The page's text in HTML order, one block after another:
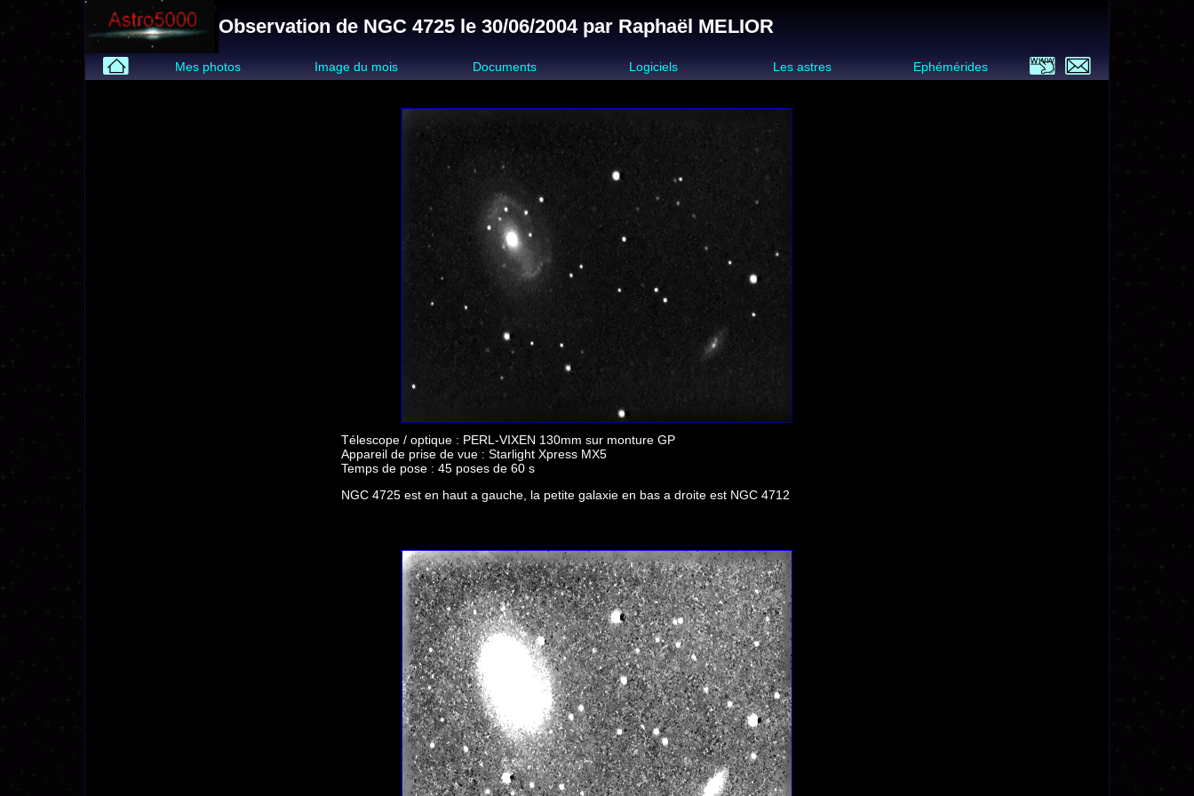
Observation de NGC 4725 le 30/06/2004 par Raphaël MELIOR
Mes photos Image du mois Documents Logiciels Les astres Ephémérides
Télescope / optique : PERL-VIXEN 130mm sur monture GP
Appareil de prise de vue : Starlight Xpress MX5
Temps de pose : 45 poses de 60 s
NGC 4725 est en haut a gauche, la petite galaxie en bas a droite est NGC 4712